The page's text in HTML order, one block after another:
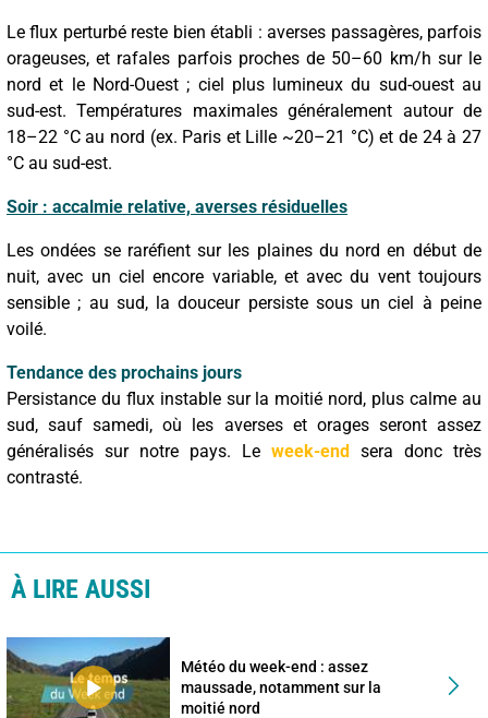
Le flux perturbé reste bien établi : averses passagères, parfois
orageuses, et rafales parfois proches de 50–60 km/h sur le
nord et le Nord-Ouest ; ciel plus lumineux du sud-ouest au
sud-est. Températures maximales généralement autour de
18–22 °C au nord (ex. Paris et Lille ~20–21 °C) et de 24 à 27
°C au sud-est.
Soir : accalmie relative, averses résiduelles
Les ondées se raréfient sur les plaines du nord en début de
nuit, avec un ciel encore variable, et avec du vent toujours
sensible ; au sud, la douceur persiste sous un ciel à peine
voilé.
Tendance des prochains jours
Persistance du flux instable sur la moitié nord, plus calme au
sud, sauf samedi, où les averses et orages seront assez
généralisés sur notre pays. Le week-end sera donc très
contrasté.
À LIRE AUSSI
Météo du week-end : assez
maussade, notamment sur la
moitié nord